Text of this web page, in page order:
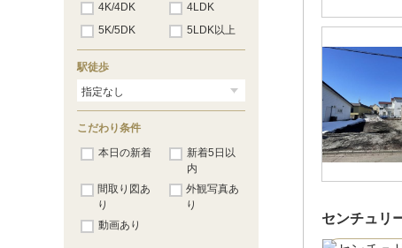
センチュリ
4K/4DK
4LDK
5K/5DK
5LDK以上
駅徒歩
こだわり条件
本日の新着
新着5日以
内
間取り図あ
り
外観写真あ
り
動画あり